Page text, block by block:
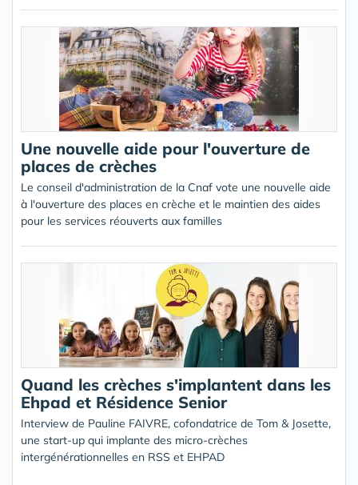
Une nouvelle aide pour l'ouverture de
places de crèches
Le conseil d'administration de la Cnaf vote une nouvelle aide
à l'ouverture des places en crèche et le maintien des aides
pour les services réouverts aux familles
Quand les crèches s'implantent dans les
Ehpad et Résidence Senior
Interview de Pauline FAIVRE, cofondatrice de Tom & Josette,
une start-up qui implante des micro-crèches
intergénérationnelles en RSS et EHPAD